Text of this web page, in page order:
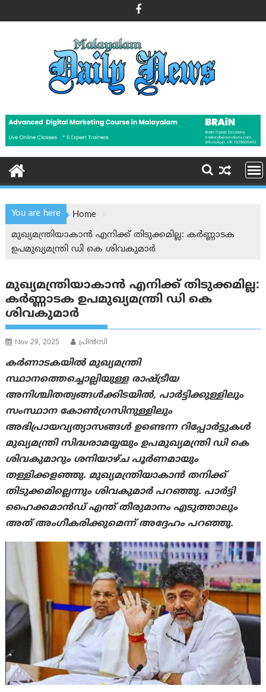
to
You are here
Home
മുഖ്യമന്ത്രിയാകാൻ എനിക്ക് തിടുക്കമില്ല: കര്‍ണ്ണാടക
ഉപമുഖ്യമന്ത്രി ഡി കെ ശിവകുമാർ
മുഖ്യമന്ത്രിയാകാൻ എനിക്ക് തിടുക്കമില്ല:
കര്‍ണ്ണാടക ഉപമുഖ്യമന്ത്രി ഡി കെ
ശിവകുമാർ
Nov 29, 2025 പ്രിന്‍സി
കർണാടകയിൽ മുഖ്യമന്ത്രി
സ്ഥാനത്തെച്ചൊല്ലിയുള്ള രാഷ്ട്രീയ
അനിശ്ചിതത്വങ്ങൾക്കിടയിൽ, പാർട്ടിക്കുള്ളിലും
സംസ്ഥാന കോൺഗ്രസിനുള്ളിലും
അഭിപ്രായവ്യത്യാസങ്ങൾ ഉണ്ടെന്ന റിപ്പോർട്ടുകൾ
മുഖ്യമന്ത്രി സിദ്ധരാമയ്യയും ഉപമുഖ്യമന്ത്രി ഡി കെ
ശിവകുമാറും ശനിയാഴ്ച പൂർണമായും
തള്ളിക്കളഞ്ഞു. മുഖ്യമന്ത്രിയാകാൻ തനിക്ക്
തിടുക്കമില്ലെന്നും ശിവകുമാർ പറഞ്ഞു. പാർട്ടി
ഹൈക്കമാൻഡ് എന്ത് തീരുമാനം എടുത്താലും
അത് അംഗീകരിക്കുമെന്ന് അദ്ദേഹം പറഞ്ഞു.